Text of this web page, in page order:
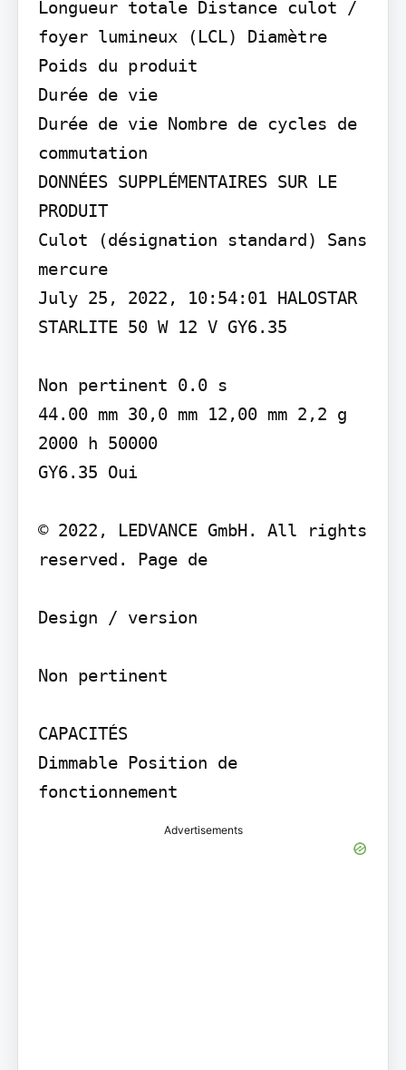
Longueur totale Distance culot /
foyer lumineux (LCL) Diamètre
Poids du produit
Durée de vie
Durée de vie Nombre de cycles de
commutation
DONNÉES SUPPLÉMENTAIRES SUR LE
PRODUIT
Culot (désignation standard) Sans
mercure
July 25, 2022, 10:54:01 HALOSTAR
STARLITE 50 W 12 V GY6.35
Non pertinent 0.0 s
44.00 mm 30,0 mm 12,00 mm 2,2 g
2000 h 50000
GY6.35 Oui
© 2022, LEDVANCE GmbH. All rights
reserved. Page de
Design / version
Non pertinent
CAPACITÉS
Dimmable Position de
Advertisements